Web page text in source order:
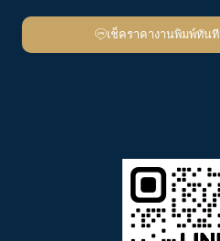
เช็คราคางานพิมพ์ทันที